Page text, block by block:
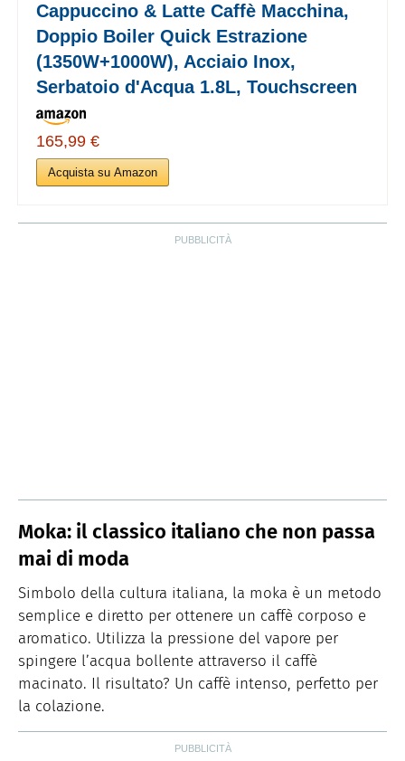
Cappuccino & Latte Caffè Macchina,
Doppio Boiler Quick Estrazione
(1350W+1000W), Acciaio Inox,
Serbatoio d'Acqua 1.8L, Touchscreen
165,99 €
Acquista su Amazon
Moka: il classico italiano che non passa
mai di moda
Simbolo della cultura italiana, la moka è un metodo
semplice e diretto per ottenere un caffè corposo e
aromatico. Utilizza la pressione del vapore per
spingere l’acqua bollente attraverso il caffè
macinato. Il risultato? Un caffè intenso, perfetto per
la colazione.